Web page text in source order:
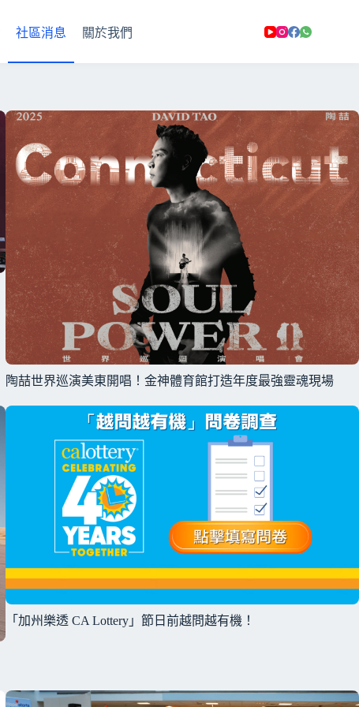
社區消息 關於我們
陶喆世界巡演美東開唱！金神體育館打造年度最強靈魂現場
「加州樂透 CA Lottery」節日前越問越有機！